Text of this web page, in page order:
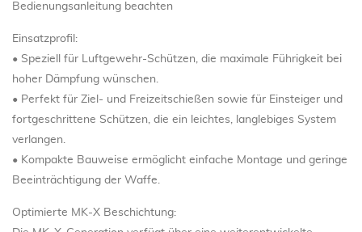
Bedienungsanleitung beachten
Einsatzprofil:
• Speziell für Luftgewehr-Schützen, die maximale Führigkeit bei
hoher Dämpfung wünschen.
• Perfekt für Ziel- und Freizeitschießen sowie für Einsteiger und
fortgeschrittene Schützen, die ein leichtes, langlebiges System
verlangen.
• Kompakte Bauweise ermöglicht einfache Montage und geringe
Beeinträchtigung der Waffe.
Optimierte MK-X Beschichtung: